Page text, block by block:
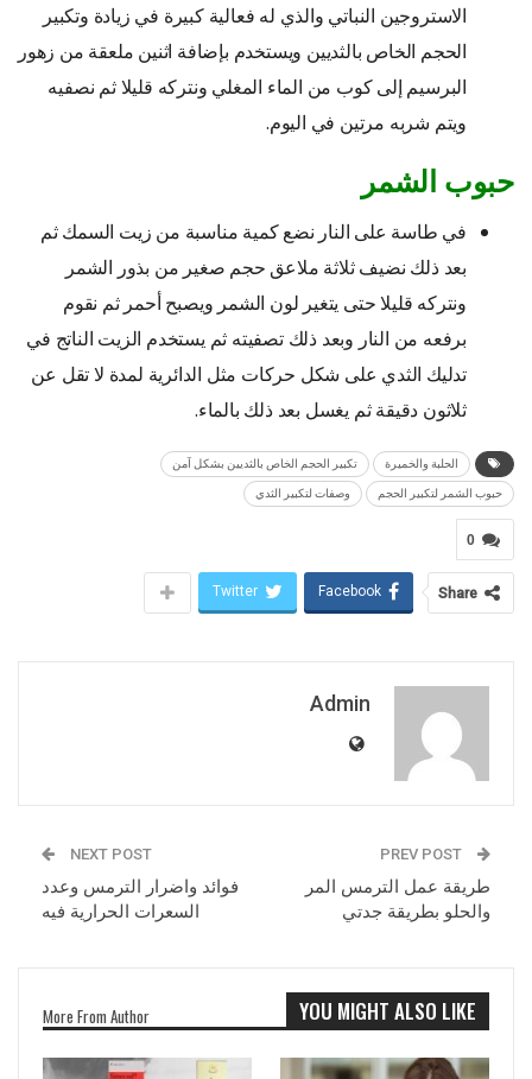
الاستروجين النباتي والذي له فعالية كبيرة في زيادة وتكبير
الحجم الخاص بالثديين ويستخدم بإضافة اثنين ملعقة من زهور
البرسيم إلى كوب من الماء المغلي ونتركه قليلا ثم نصفيه
ويتم شربه مرتين في اليوم.
حبوب الشمر
في طاسة على النار نضع كمية مناسبة من زيت السمك ثم
بعد ذلك نضيف ثلاثة ملاعق حجم صغير من بذور الشمر
ونتركه قليلا حتى يتغير لون الشمر ويصبح أحمر ثم نقوم
برفعه من النار وبعد ذلك تصفيته ثم يستخدم الزيت الناتج في
تدليك الثدي على شكل حركات مثل الدائرية لمدة لا تقل عن
ثلاثون دقيقة ثم يغسل بعد ذلك بالماء.
الحلبة والخميرة تكبير الحجم الخاص بالثديين بشكل آمن
حبوب الشمر لتكبير الحجم وصفات لتكبير الثدي
0
Share
Facebook
Twitter
Admin
طريقة عمل الترمس المر
والحلو بطريقة جدتي
NEXT POST
فوائد واضرار الترمس وعدد
السعرات الحرارية فيه
YOU MIGHT ALSO LIKE
More From Author